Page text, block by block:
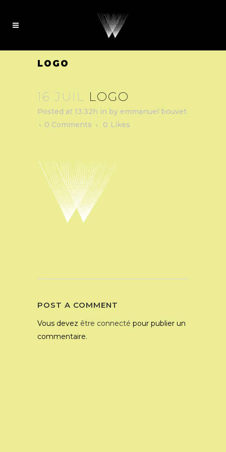
LOGO
16 JUIL LOGO
Posted at 13:32h in by emmanuel bouvet
0 Comments
0 Likes
POST A COMMENT
Vous devez être connecté pour publier un
commentaire.